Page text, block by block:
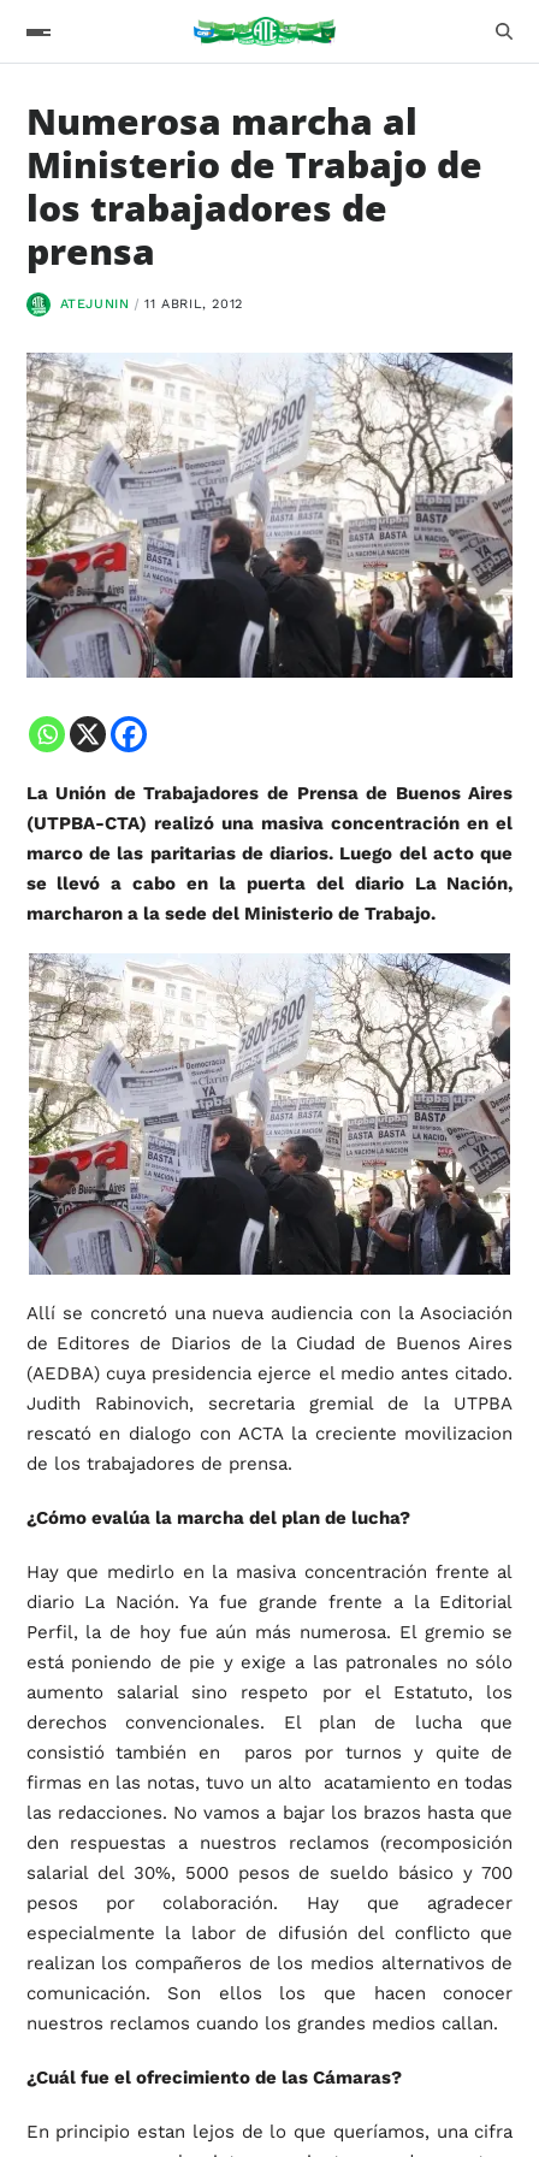
Numerosa marcha al
Ministerio de Trabajo de
los trabajadores de
prensa
ATEJUNIN 11 ABRIL, 2012
La Unión de Trabajadores de Prensa de Buenos Aires
(UTPBA-CTA) realizó una masiva concentración en el
marco de las paritarias de diarios. Luego del acto que
se llevó a cabo en la puerta del diario La Nación,
marcharon a la sede del Ministerio de Trabajo.
Allí se concretó una nueva audiencia con la Asociación
de Editores de Diarios de la Ciudad de Buenos Aires
(AEDBA) cuya presidencia ejerce el medio antes citado.
Judith Rabinovich, secretaria gremial de la UTPBA
rescató en dialogo con ACTA la creciente movilizacion
de los trabajadores de prensa.
¿Cómo evalúa la marcha del plan de lucha?
Hay que medirlo en la masiva concentración frente al
diario La Nación. Ya fue grande frente a la Editorial
Perfil, la de hoy fue aún más numerosa. El gremio se
está poniendo de pie y exige a las patronales no sólo
aumento salarial sino respeto por el Estatuto, los
derechos convencionales. El plan de lucha que
consistió también en paros por turnos y quite de
firmas en las notas, tuvo un alto acatamiento en todas
las redacciones. No vamos a bajar los brazos hasta que
den respuestas a nuestros reclamos (recomposición
salarial del 30%, 5000 pesos de sueldo básico y 700
pesos por colaboración. Hay que agradecer
especialmente la labor de difusión del conflicto que
realizan los compañeros de los medios alternativos de
comunicación. Son ellos los que hacen conocer
nuestros reclamos cuando los grandes medios callan.
¿Cuál fue el ofrecimiento de las Cámaras?
En principio estan lejos de lo que queríamos, una cifra